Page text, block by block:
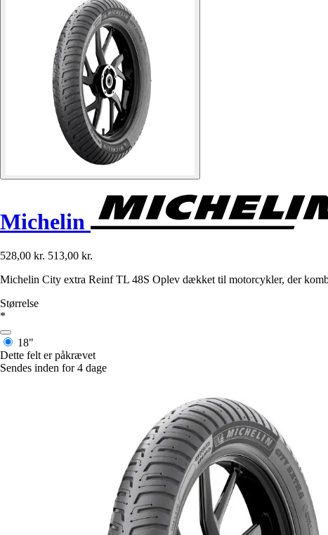
Michelin
528,00 kr. 513,00 kr.
Michelin City extra Reinf TL 48S Oplev dækket til motorcykler, der
Størrelse
*
18"
Dette felt er påkrævet
Sendes inden for 4 dage